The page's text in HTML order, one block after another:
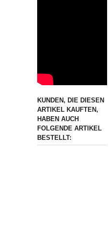
KUNDEN, DIE DIESEN
ARTIKEL KAUFTEN,
HABEN AUCH
FOLGENDE ARTIKEL
BESTELLT: